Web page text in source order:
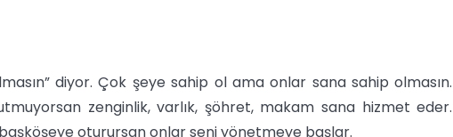
diyor. Çok şeye sahip ol ama onlar sana sahip olmasın.
zenginlik, varlık, şöhret, makam sana hizmet eder.
oturursan onlar seni yönetmeye başlar.